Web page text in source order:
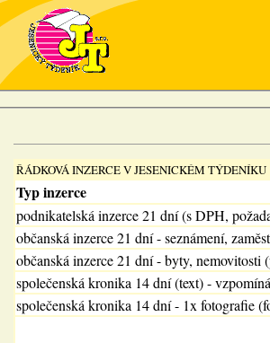
ŘÁDKOVÁ INZERCE V JESENICKÉM TÝDENÍKU
Typ inzerce
podnikatelská inzerce 21 dní (s DPH,
občanská inzerce 21 dní - seznámení,
občanská inzerce 21 dní - byty,
společenská kronika 14 dní (text) -
společenská kronika 14 dní - 1x fotografie